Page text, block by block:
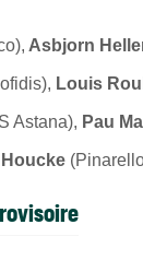
Asbjorn
Louis
Astana), Pau